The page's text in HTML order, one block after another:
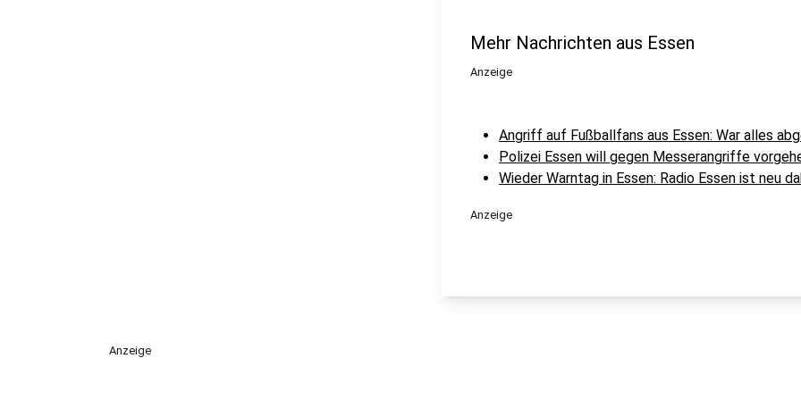
Mehr Nachrichten aus Essen
Anzeige
Angriff auf Fußballfans aus Essen: War alles
Polizei Essen will gegen Messerangriffe
Wieder Warntag in Essen: Radio Essen ist neu
Anzeige
Anzeige